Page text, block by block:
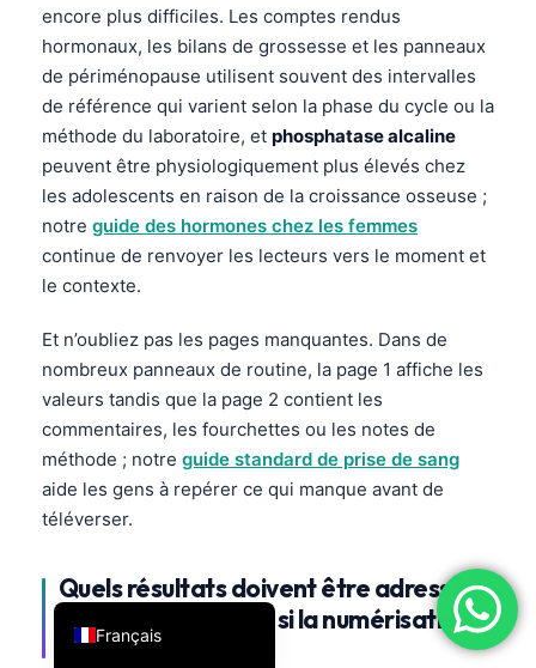
encore plus difficiles. Les comptes rendus
hormonaux, les bilans de grossesse et les panneaux
de périménopause utilisent souvent des intervalles
de référence qui varient selon la phase du cycle ou la
méthode du laboratoire, et phosphatase alcaline
peuvent être physiologiquement plus élevés chez
les adolescents en raison de la croissance osseuse ;
notre guide des hormones chez les femmes
continue de renvoyer les lecteurs vers le moment et
le contexte.
Et n’oubliez pas les pages manquantes. Dans de
nombreux panneaux de routine, la page 1 affiche les
valeurs tandis que la page 2 contient les
commentaires, les fourchettes ou les notes de
méthode ; notre guide standard de prise de sang
aide les gens à repérer ce qui manque avant de
téléverser.
Quels résultats doivent être adressés
à un clinicien même si la numérisation
photo fonctionne ?
Français
English
العربية
Italiano
Español
Türkçe
Română
简体中文
فارسی
Български
Dansk
Nederlands